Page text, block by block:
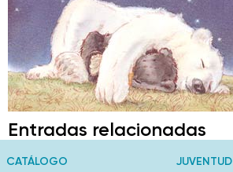
Entradas relacionadas
CATÁLOGO JUVENTUD